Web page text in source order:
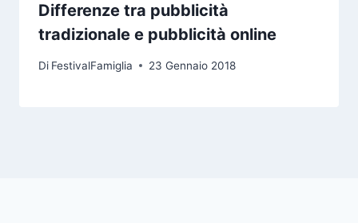
Differenze tra pubblicità
tradizionale e pubblicità online
Di FestivalFamiglia 23 Gennaio 2018